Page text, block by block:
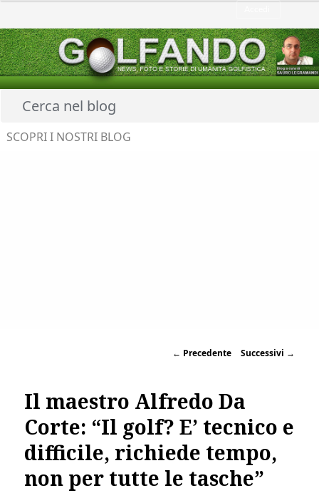
← Precedente Successivi →
Il maestro Alfredo Da
Corte: “Il golf? E’ tecnico e
difficile, richiede tempo,
non per tutte le tasche”